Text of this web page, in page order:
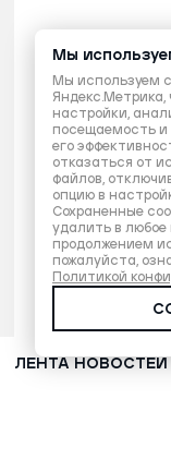
ЛЕНТА НОВОСТЕЙ
Мы
Мы используем
настройки,
посещаемость и
его
отказаться от
файлов,
опцию в
Сохраненные
удалить в любое
продолжением
пожалуйста,
Политикой